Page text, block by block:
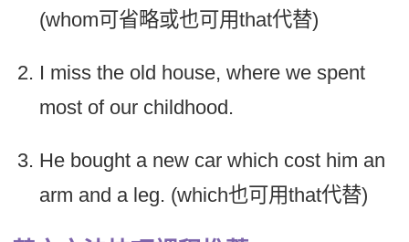
(whom可省略或也可用that代替)
I miss the old house, where we spent
most of our childhood.
He bought a new car which cost him an
arm and a leg. (which也可用that代替)